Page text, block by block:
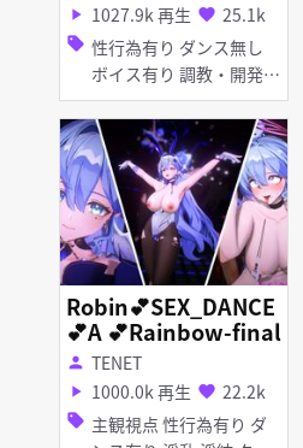
play_arrow 1027.9k 再生 favorite 25.1k
sell 性行為有り ダンス無し
ボイス有り 調教・開発
百合・レズ ふたなり デ
ィルド バイブ・ローター
アヘ顔 お漏らし・潮吹き
拘束
Robin💕SEX_DANCE
💕A 💕Rainbow-final
person TENET
play_arrow 1000.0k 再生 favorite 22.2k
sell 主観視点 性行為有り ダ